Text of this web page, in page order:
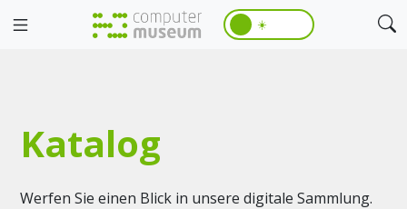
☀️
Katalog
Werfen Sie einen Blick in unsere digitale Sammlung.